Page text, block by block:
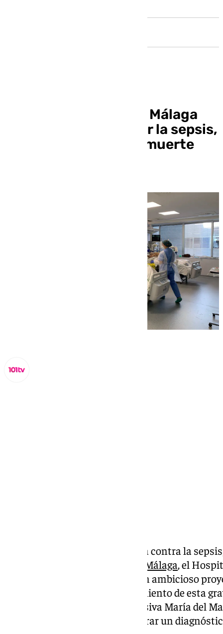
El Hospital Clínico de Málaga
investiga cómo frenar la sepsis,
la principal causa de muerte
Cada minuto cuenta en la lucha contra la
Málaga, el
de la Victoria se ha sumado a un ambicioso
mejorar la detección y el tratamiento de esta
especialista en medicina intensiva María del
nuevos biomarcadores para lograr un